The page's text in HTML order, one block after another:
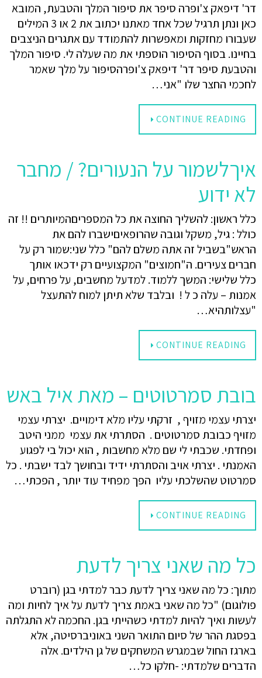
דר' דיפאק צ'ופרה סיפר את סיפור המלך והטבעת, המובא
כאן ונתן תרגיל שכל אחד מאתנו יכתוב את 2 או 3 המילים
שעבורו מחזקות ומאפשרות להתמודד עם אתגרים הניצבים
בחיינו. בסוף הסיפור הוספתי את מה שעלה לי. סיפור המלך
והטבעת סיפר דר' דיפאק צ'ופרהסיפור על מלך שאמר
לחכמי החצר שלו "אני…
CONTINUE READING
איךלשמור על הנעורים? / מחבר
לא ידוע
כלל ראשון: להשליך החוצה את כל המספריםהמיותרים !! זה
כולל : גיל, משקל וגובה שהרופאיםישברו להם את
הראש"בשביל זה אתה משלם להם" כלל שני:שמור רק על
חברים צעירים. ה"חמוצים" המקצועיים רק ידכאו אותך
כלל שלישי: המשך ללמוד. למדעל מחשבים, על פרחים, על
אמנות – עלה כ ל ! ובלבד שלא תיתן למוח להתעצל
"עצלותהיא…
CONTINUE READING
בובת סמרטוטים – מאת איל באש
יצרתי עצמי מזויף , זרקתי עליו מלא דימויים. יצרתי עצמי
מזויף כבובת סמרטוטים . הסתרתי את עצמי ממני היטב
ופחדתי. שכבתי לי שם מלא מחשבות , הוא יכול בי לפגוע
האמנתי . יצרתי אויב והסתרתי ידיד ובחושך לבד ישבתי . כל
סמרטוט שהשלכתי עליו הפך מפחיד עוד יותר , הפכתי…
CONTINUE READING
כל מה שאני צריך לדעת
מתוך: כל מה שאני צריך לדעת כבר למדתי בגן (רוברט
פולוגום) "כל מה שאני באמת צריך לדעת על איך לחיות ומה
לעשות ואיך להיות למדתי כשהייתי בגן. החכמה לא התגלתה
בפסגת ההר של סיום התואר השני באוניברסיטה, אלא
בארגז החול שבמגרש המשחקים של גן הילדים. אלה
הדברים שלמדתי: -חלקו כל…